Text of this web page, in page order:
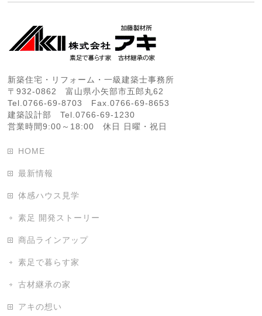
新築住宅・リフォーム・一級建築士事務所
〒932-0862 富山県小矢部市五郎丸62
Tel.0766-69-8703 Fax.0766-69-8653
建築設計部 Tel.0766-69-1230
営業時間9:00～18:00 休日 日曜・祝日
HOME
最新情報
体感ハウス見学
素足 開発ストーリー
商品ラインアップ
素足で暮らす家
古材継承の家
アキの想い